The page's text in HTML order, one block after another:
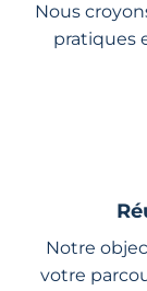
Nous
pratiques
Notre
votre